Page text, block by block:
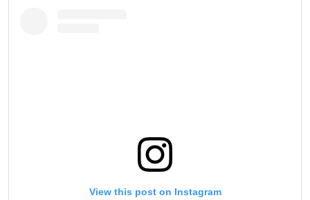
View this post on Instagram